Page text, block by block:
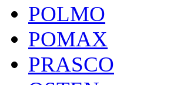
POLMO
POMAX
PRASCO